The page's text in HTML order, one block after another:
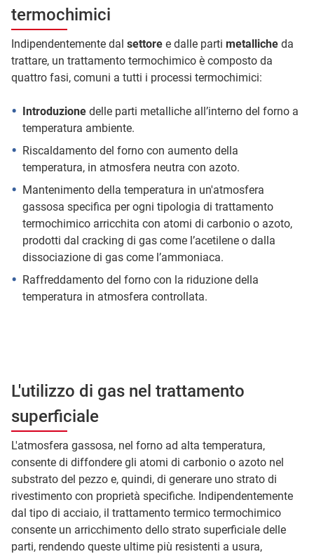
termochimici
Indipendentemente dal settore e dalle parti metalliche da
trattare, un trattamento termochimico è composto da
quattro fasi, comuni a tutti i processi termochimici:
Introduzione delle parti metalliche all’interno del forno a
temperatura ambiente.
Riscaldamento del forno con aumento della
temperatura, in atmosfera neutra con azoto.
Mantenimento della temperatura in un'atmosfera
gassosa specifica per ogni tipologia di trattamento
termochimico arricchita con atomi di carbonio o azoto,
prodotti dal cracking di gas come l’acetilene o dalla
dissociazione di gas come l’ammoniaca.
Raffreddamento del forno con la riduzione della
temperatura in atmosfera controllata.
L'utilizzo di gas nel trattamento
superficiale
L'atmosfera gassosa, nel forno ad alta temperatura,
consente di diffondere gli atomi di carbonio o azoto nel
substrato del pezzo e, quindi, di generare uno strato di
rivestimento con proprietà specifiche. Indipendentemente
dal tipo di acciaio, il trattamento termico termochimico
consente un arricchimento dello strato superficiale delle
parti, rendendo queste ultime più resistenti a usura,